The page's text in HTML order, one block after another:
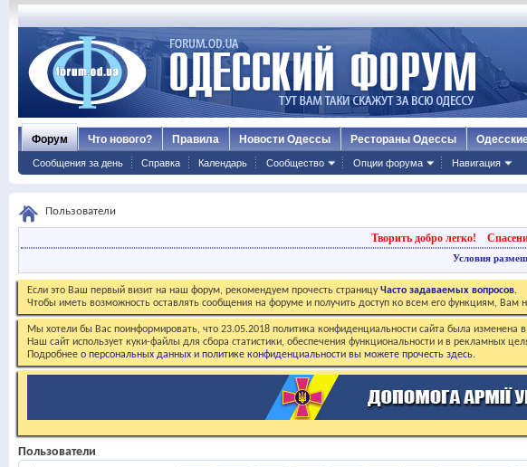
Форум
Сообщения за день Справка Календарь Сообщество Опции форума Навигация
Что нового? Правила Новости Одессы Рестораны Одессы
Пользователи
Творить добро легко!
Условия
Если это Ваш первый визит на наш форум, рекомендуем прочесть страницуЧасто задаваемых вопросов.
Чтобы иметь возможность оставлять сообщения на форуме и получить доступ ко всем его функциям, Вам
Мы хотели бы Вас поинформировать, что 23.05.2018 политика конфиденциальности сайта была изменена в
Наш сайт использует куки-файлы для сбора статистики, обеспечения функциональности и в рекламных
Подробнее о персональных данных и политике конфиденциальности вы можете прочесть здесь.
Пользователи